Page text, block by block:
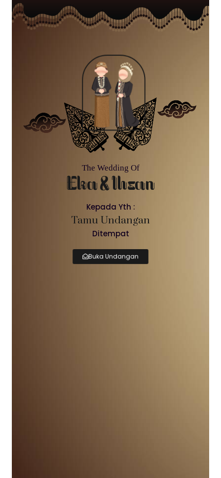
The Wedding Of
Eka & Ihsan
Kepada Yth :
Tamu Undangan
Ditempat
Buka Undangan